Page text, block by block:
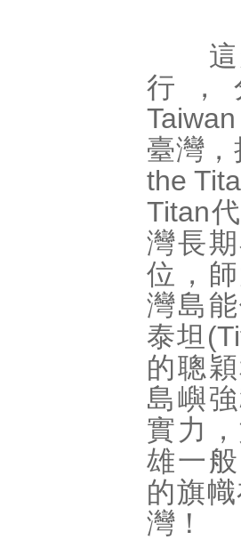
這天
行，
臺灣
the
Titan
灣長
位，
灣島
泰坦
的聰
島嶼
實力
雄一
的旗
灣！